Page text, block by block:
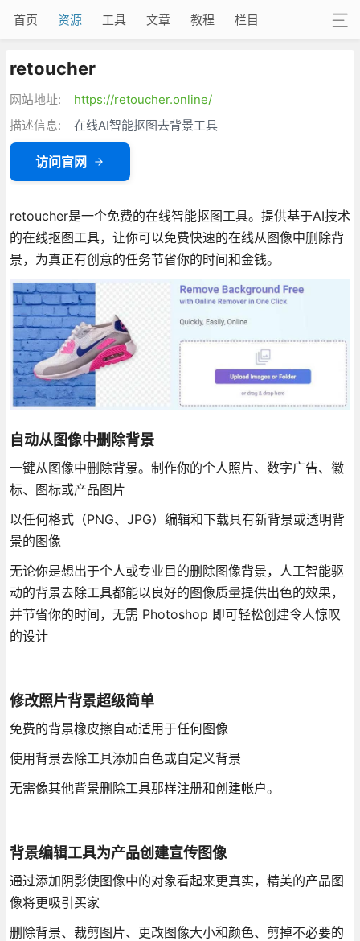
首页 资源 工具 文章 教程 栏目
retoucher
网站地址:
https://retoucher.online/
描述信息:
在线AI智能抠图去背景工具
访问官网
retoucher是一个免费的在线智能抠图工具。提供基于AI技术
的在线抠图工具，让你可以免费快速的在线从图像中删除背
景，为真正有创意的任务节省你的时间和金钱。
自动从图像中删除背景
一键从图像中删除背景。制作你的个人照片、数字广告、徽
标、图标或产品图片
以任何格式（PNG、JPG）编辑和下载具有新背景或透明背
景的图像
无论你是想出于个人或专业目的删除图像背景，人工智能驱
动的背景去除工具都能以良好的图像质量提供出色的效果，
并节省你的时间，无需 Photoshop 即可轻松创建令人惊叹
的设计
修改照片背景超级简单
免费的背景橡皮擦自动适用于任何图像
使用背景去除工具添加白色或自定义背景
无需像其他背景删除工具那样注册和创建帐户。
背景编辑工具为产品创建宣传图像
通过添加阴影使图像中的对象看起来更真实，精美的产品图
像将更吸引买家
删除背景、裁剪图片、更改图像大小和颜色、剪掉不必要的